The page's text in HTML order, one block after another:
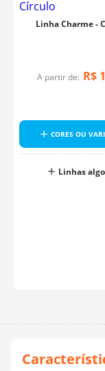
Linha Charme -
A partir de: R$
CORES OU
Linhas